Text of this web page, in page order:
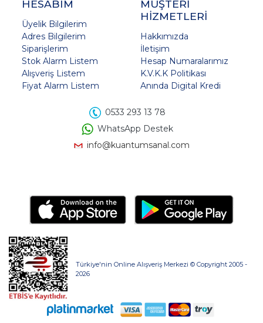
HESABIM
Üyelik Bilgilerim
Adres Bilgilerim
Siparişlerim
Stok Alarm Listem
Alışveriş Listem
Fiyat Alarm Listem
MÜŞTERİ
HİZMETLERİ
Hakkımızda
İletişim
Hesap Numaralarımız
K.V.K.K Politikası
Anında Digital Kredi
0533 293 13 78
WhatsApp Destek
info@kuantumsanal.com
Türkiye'nin Online Alışveriş Merkezi © Copyright 2005 -
2026